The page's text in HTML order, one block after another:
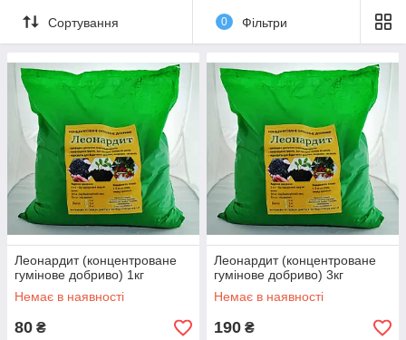
Сортування 0 Фільтри
Леонардит (концентроване
гумінове добриво) 1кг
Немає в наявності
80 ₴
Леонардит (концентроване
гумінове добриво) 3кг
Немає в наявності
190 ₴